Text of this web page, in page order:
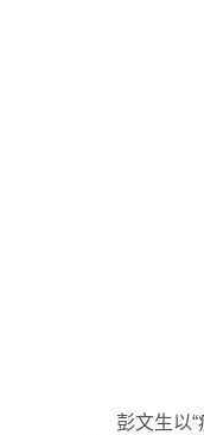
彭文生以